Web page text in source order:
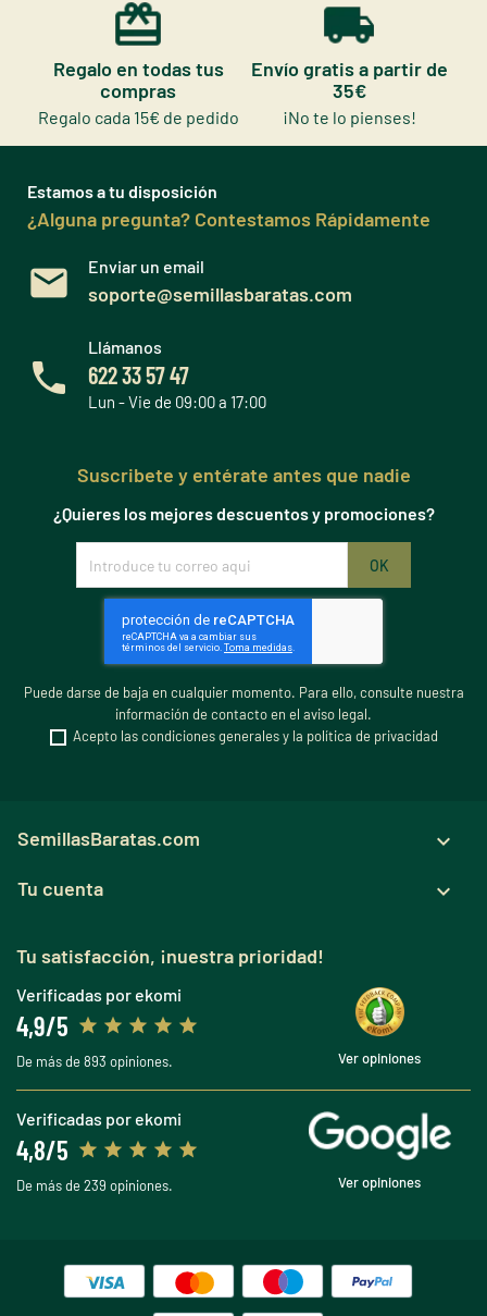
Regalo en todas tus
compras
Regalo cada 15€ de pedido
Envío gratis a partir de
35€
¡No te lo pienses!
Estamos a tu disposición
¿Alguna pregunta? Contestamos Rápidamente
Enviar un email
soporte@semillasbaratas.com
Llámanos
622 33 57 47
Lun - Vie de 09:00 a 17:00
Suscribete y entérate antes que nadie
¿Quieres los mejores descuentos y promociones?
Puede darse de baja en cualquier momento. Para ello, consulte nuestra
información de contacto en el aviso legal.
Acepto las condiciones generales y la política de privacidad
SemillasBaratas.com 
Tu cuenta 
Tu satisfacción, ¡nuestra prioridad!
Verificadas por ekomi
4,9/5
De más de 893 opiniones. Ver opiniones
Verificadas por ekomi
4,8/5
De más de 239 opiniones. Ver opiniones